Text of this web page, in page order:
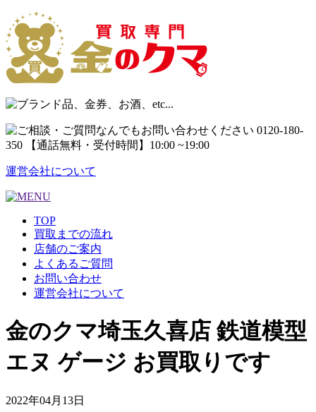
運営会社について
TOP
買取までの流れ
店舗のご案内
よくあるご質問
お問い合わせ
運営会社について
金のクマ埼玉久喜店 鉄道模型
エヌ ゲージ お買取りです
2022年04月13日